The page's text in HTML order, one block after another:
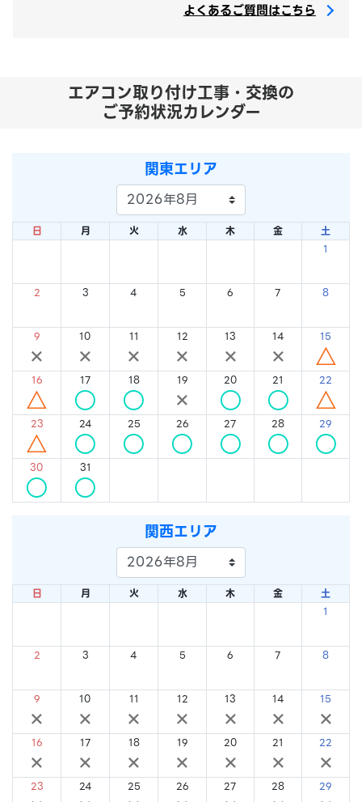
よくあるご質問はこちら
エアコン取り付け工事・交換の
ご予約状況カレンダー
関東エリア
日 月 火 水 木 金
土
1
2 3 4 5 6 7 8
9
×
10
×
11
×
12
×
13
×
14
×
15
△
16
△
17
○
18
○
19
×
20
○
21
○
22
△
23
△
24
○
25
○
26
○
27
○
28
○
29
○
30
○
31
○
関西エリア
日 月 火 水 木 金
土
1
2 3 4 5 6 7 8
9
×
10
×
11
×
12
×
13
×
14
×
15
×
16
×
17
×
18
×
19
×
20
×
21
×
22
×
23 24 25 26 27 28 29